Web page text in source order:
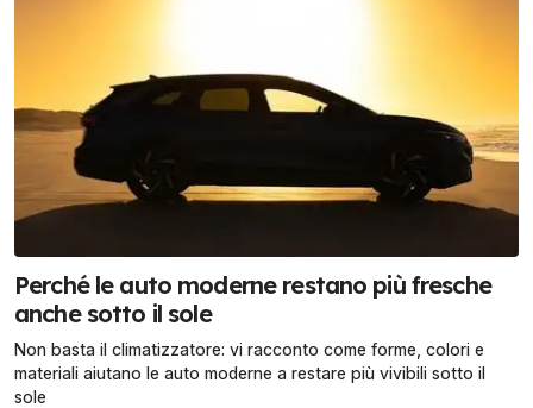
Perché le auto moderne restano più fresche
anche sotto il sole
Non basta il climatizzatore: vi racconto come forme, colori e
materiali aiutano le auto moderne a restare più vivibili sotto il
sole